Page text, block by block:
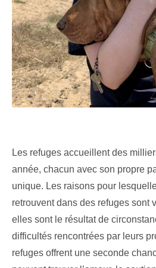
Les refuges accueillent des
année, chacun avec son propre
unique. Les raisons pour
retrouvent dans des refuges sont
elles sont le résultat de
difficultés rencontrées par leurs
refuges offrent une seconde